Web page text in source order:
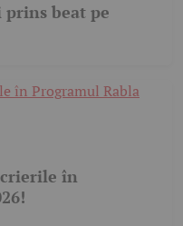
prins beat pe
în